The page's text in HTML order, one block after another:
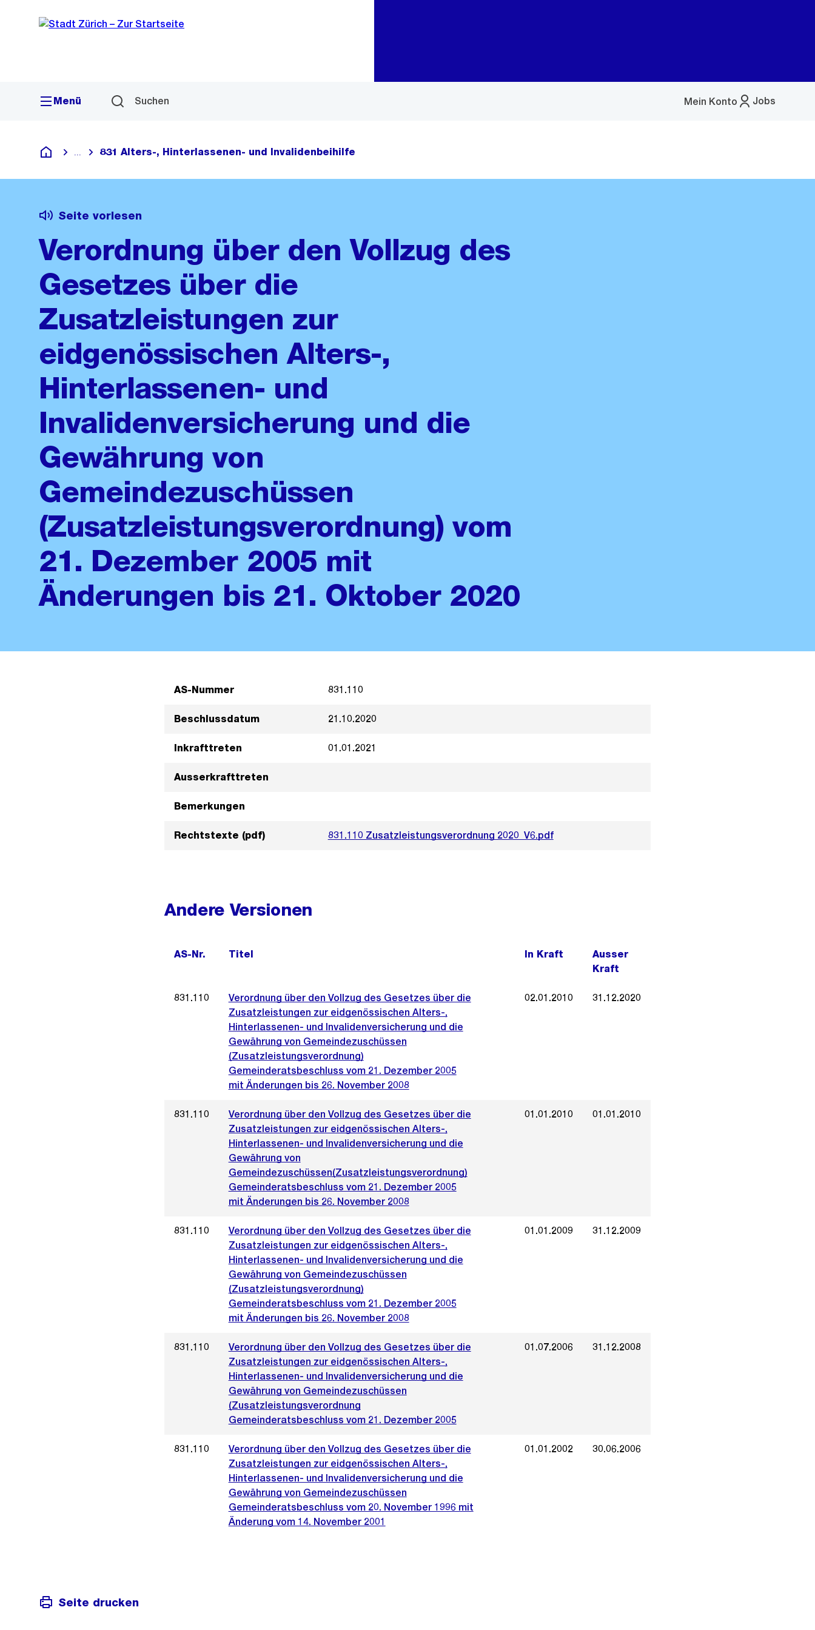
Navigation
Sprunglink
Menü Suchen Jobs
Mein Konto
Menü
Deutsch
Blende alle Breadcrumbs ein
831 Alters-, Hinterlassenen- und Invalidenbeihilfe
Seite vorlesen
Verordnung über den Vollzug des
Gesetzes über die
Zusatzleistungen zur
eidgenössischen Alters-,
Hinterlassenen- und
Invalidenversicherung und die
Gewährung von
Gemeindezuschüssen
(Zusatzleistungsverordnung) vom
21. Dezember 2005 mit
Änderungen bis 21. Oktober 2020
AS-Nummer 831.110
Beschlussdatum 21.10.2020
Inkrafttreten 01.01.2021
Ausserkrafttreten
Bemerkungen
Rechtstexte (pdf) 831.110 Zusatzleistungsverordnung 2020_V6.pdf
Andere Versionen
AS-Nr. Titel In Kraft
Ausser
Kraft
831.110
Verordnung über den Vollzug des Gesetzes über die
Zusatzleistungen zur eidgenössischen Alters-,
Hinterlassenen- und Invalidenversicherung und die
Gewährung von Gemeindezuschüssen
(Zusatzleistungsverordnung)
Gemeinderatsbeschluss vom 21. Dezember 2005
mit Änderungen bis 26. November 2008
02.01.2010 31.12.2020
831.110
Verordnung über den Vollzug des Gesetzes über die
Zusatzleistungen zur eidgenössischen Alters-,
Hinterlassenen- und Invalidenversicherung und die
Gewährung von
Gemeindezuschüssen(Zusatzleistungsverordnung)
Gemeinderatsbeschluss vom 21. Dezember 2005
mit Änderungen bis 26. November 2008
01.01.2010 01.01.2010
831.110
Verordnung über den Vollzug des Gesetzes über die
Zusatzleistungen zur eidgenössischen Alters-,
Hinterlassenen- und Invalidenversicherung und die
Gewährung von Gemeindezuschüssen
(Zusatzleistungsverordnung)
Gemeinderatsbeschluss vom 21. Dezember 2005
mit Änderungen bis 26. November 2008
01.01.2009 31.12.2009
831.110
Verordnung über den Vollzug des Gesetzes über die
Zusatzleistungen zur eidgenössischen Alters-,
Hinterlassenen- und Invalidenversicherung und die
Gewährung von Gemeindezuschüssen
(Zusatzleistungsverordnung
Gemeinderatsbeschluss vom 21. Dezember 2005
01.07.2006 31.12.2008
831.110
Verordnung über den Vollzug des Gesetzes über die
Zusatzleistungen zur eidgenössischen Alters-,
Hinterlassenen- und Invalidenversicherung und die
Gewährung von Gemeindezuschüssen
Gemeinderatsbeschluss vom 20. November 1996 mit
Änderung vom 14. November 2001
01.01.2002 30.06.2006
Seite drucken